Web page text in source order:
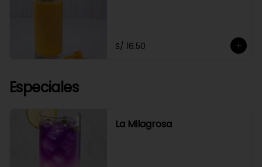
S/ 16.50
Especiales
La Milagrosa